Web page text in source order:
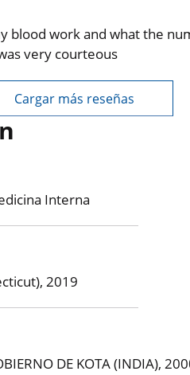
blood work and what the
very courteous
Cargar más reseñas
Interna
2019
DE KOTA (INDIA),